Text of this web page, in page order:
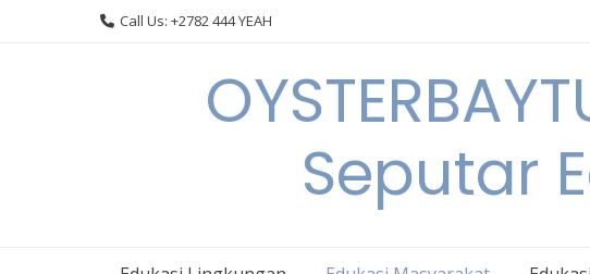
Call Us: +2782 444 YEAH
Seputar